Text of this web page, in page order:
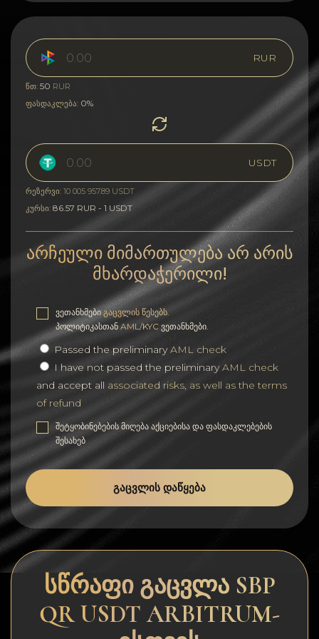
RUR
წთ: 50 RUR
ფასდაკლება: 0%
USDT
რეზერვი: 10 005 957.89 USDT
კურსი: 86.57 RUR - 1 USDT
არჩეული მიმართულება არ არის
მხარდაჭერილი!
ვეთანხმებიგაცვლის წესებს
პოლიტიკასთან AML/KYC ვეთანხმები.
Passed the preliminaryAML check
I have not passed the preliminaryAML check
and accept all associated risks, as well as the terms
of refund
შეტყობინებების მიღება აქციებისა და ფასდაკლებების
შესახებ
ᲒᲐᲪᲕᲚᲘᲡ ᲓᲐᲬᲧᲔᲑᲐ
სწრაფი გაცვლა SBP
QR USDT ARBITRUM-